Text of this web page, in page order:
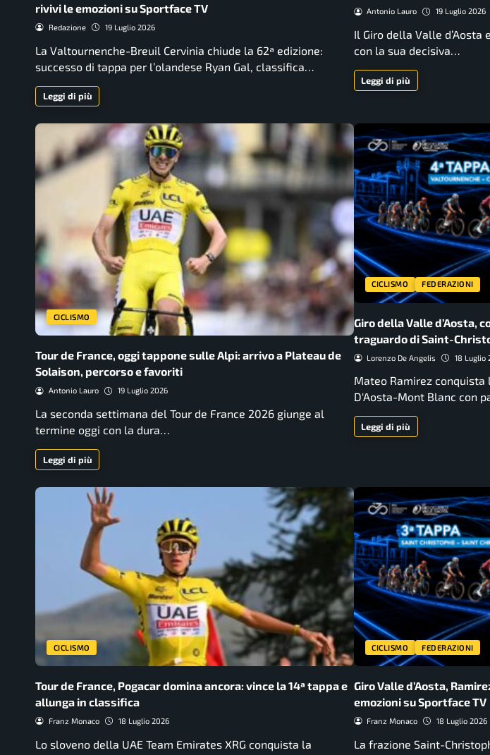
rivivi le emozioni su Sportface TV
Redazione 19 Luglio 2026
La Valtournenche-Breuil Cervinia chiude la 62ª edizione:
successo di tappa per l’olandese Ryan Gal, classifica…
Leggi di più
Antonio Lauro 19 Luglio 2026
Il Giro della Valle d’Aosta
con la sua decisiva…
Leggi di più
CICLISMO
Tour de France, oggi tappone sulle Alpi: arrivo a Plateau de
Solaison, percorso e favoriti
Antonio Lauro 19 Luglio 2026
La seconda settimana del Tour de France 2026 giunge al
termine oggi con la dura…
Leggi di più
CICLISMO FEDERAZIONI
Giro della Valle d’Aosta,
traguardo di Saint-
Lorenzo De Angelis 18 Luglio
Mateo Ramirez
D'Aosta-Mont Blanc con
Leggi di più
CICLISMO
Tour de France, Pogacar domina ancora: vince la 14ª tappa e
allunga in classifica
Franz Monaco 18 Luglio 2026
Lo sloveno della UAE Team Emirates XRG conquista la
CICLISMO FEDERAZIONI
Giro Valle d’Aosta,
emozioni su Sportface TV
Franz Monaco 18 Luglio 2026
La frazione Saint-